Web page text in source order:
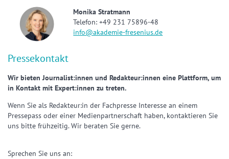
Monika Stratmann
Telefon: +49 231 75896-48
info@akademie-fresenius.de
Pressekontakt
Wir bieten Journalist:innen und Redakteur:innen eine Plattform, um
in Kontakt mit Expert:innen zu treten.
Wenn Sie als Redakteur:in der Fachpresse Interesse an einem
Pressepass oder einer Medienpartnerschaft haben, kontaktieren Sie
uns bitte frühzeitig. Wir beraten Sie gerne.
Sprechen Sie uns an: